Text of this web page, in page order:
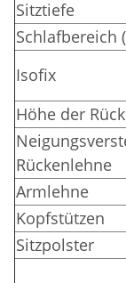
Sitztiefe
Schlafbereich
Isofix
Höhe der
Rückenlehne
Armlehne
Kopfstützen
Sitzpolster